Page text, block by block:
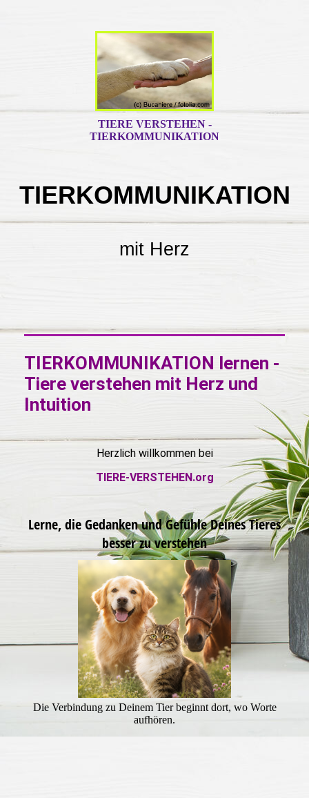
TIERE VERSTEHEN -
TIERKOMMUNIKATION
TIERKOMMUNIKATION
mit Herz
TIERKOMMUNIKATION lernen -
Tiere verstehen mit Herz und
Intuition
Herzlich willkommen bei
TIERE-VERSTEHEN.org
Lerne, die Gedanken und Gefühle Deines Tieres
besser zu verstehen
Die Verbindung zu Deinem Tier beginnt dort, wo Worte
aufhören.